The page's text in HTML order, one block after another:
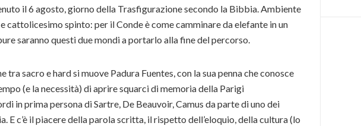
il 6 agosto, giorno della Trasfigurazione secondo la Bibbia. Ambiente
cattolicesimo spinto: per il Conde è come camminare da elefante in un
saranno questi due mondi a portarlo alla fine del percorso.
tra sacro e hard si muove Padura Fuentes, con la sua penna che conosce
(e la necessità) di aprire squarci di memoria della Parigi
in prima persona di Sartre, De Beauvoir, Camus da parte di uno dei
E c’è il piacere della parola scritta, il rispetto dell’eloquio, della cultura (lo